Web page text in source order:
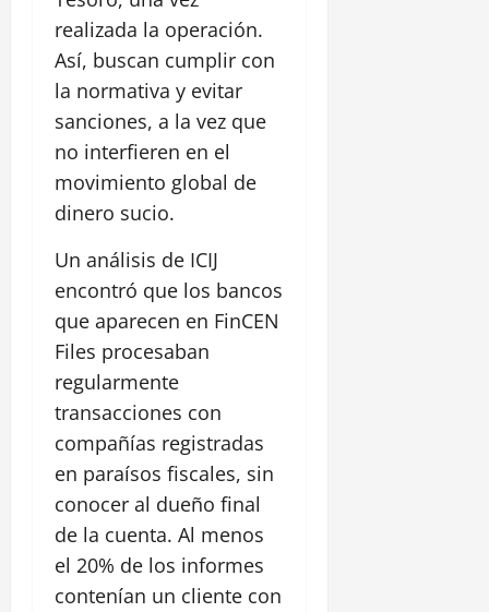
realizada la operación.
Así, buscan cumplir con
la normativa y evitar
sanciones, a la vez que
no interfieren en el
movimiento global de
dinero sucio.
Un análisis de ICIJ
encontró que los bancos
que aparecen en FinCEN
Files procesaban
regularmente
transacciones con
compañías registradas
en paraísos fiscales, sin
conocer al dueño final
de la cuenta. Al menos
el 20% de los informes
contenían un cliente con